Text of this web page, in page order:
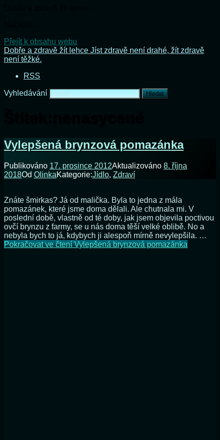
Přejít k obsahu webu
Dobře a zdravě žít lehce Jíst zdravě není drahé, žít zdravě
není těžké.
RSS
Vyhledávání
Vylepšená brynzová pomazánka
Publikováno 17. prosince 2012Aktualizováno 8. října
2018Od OlinkaKategorie:Jídlo, Zdraví
Znáte šmirkas? Já od malička. Byla to jedna z mála
pomazánek, které jsme doma dělali. Ale chutnala mi. V
poslední době, vlastně od té doby, jak jsem objevila poctivou
ovčí brynzu z farmy, se u nás doma těší velké oblibě. No a
nebyla bych to já, kdybych ji alespoň mírně nevylepšila. …
Pokračovat ve čteníVylepšená brynzová pomazánka